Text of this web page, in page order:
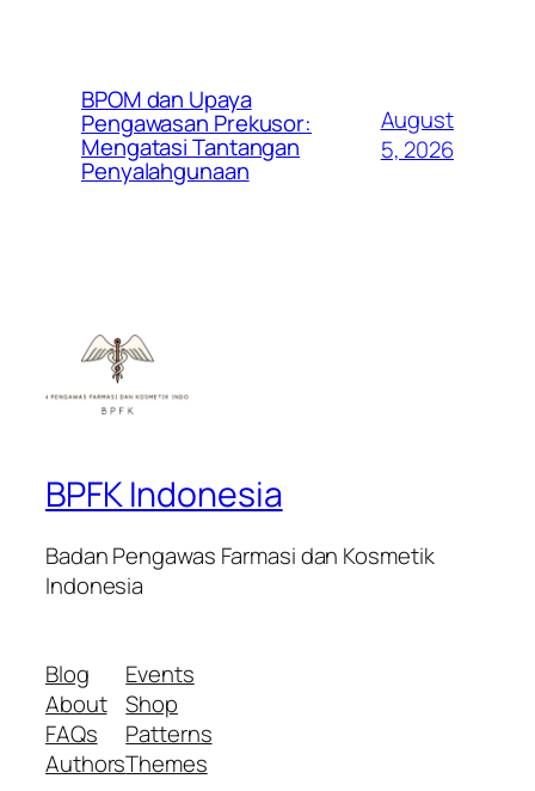
BPOM dan Upaya
Pengawasan Prekusor:
Mengatasi Tantangan
Penyalahgunaan
August
5, 2026
BPFK Indonesia
Badan Pengawas Farmasi dan Kosmetik
Indonesia
Blog
About
FAQs
Authors
Events
Shop
Patterns
Themes